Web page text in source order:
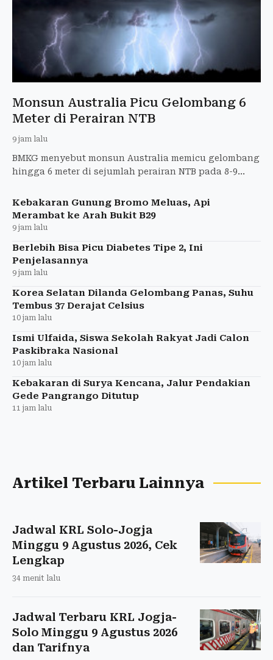
Monsun Australia Picu Gelombang 6
Meter di Perairan NTB
9 jam lalu
BMKG menyebut monsun Australia memicu gelombang
hingga 6 meter di sejumlah perairan NTB pada 8-9
Kebakaran Gunung Bromo Meluas, Api
Merambat ke Arah Bukit B29
9 jam lalu
Berlebih Bisa Picu Diabetes Tipe 2, Ini
Penjelasannya
9 jam lalu
Korea Selatan Dilanda Gelombang Panas, Suhu
Tembus 37 Derajat Celsius
10 jam lalu
Ismi Ulfaida, Siswa Sekolah Rakyat Jadi Calon
Paskibraka Nasional
10 jam lalu
Kebakaran di Surya Kencana, Jalur Pendakian
Gede Pangrango Ditutup
11 jam lalu
Artikel Terbaru Lainnya
Jadwal KRL Solo-Jogja
Minggu 9 Agustus 2026, Cek
Lengkap
34 menit lalu
Jadwal Terbaru KRL Jogja-
Solo Minggu 9 Agustus 2026
dan Tarifnya